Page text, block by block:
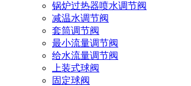
锅炉过热器喷水调节阀
减温水调节阀
套筒调节阀
最小流量调节阀
给水流量调节阀
上装式球阀
固定球阀